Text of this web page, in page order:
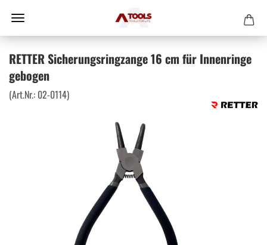
RETTER Sicherungsringzange 16 cm für Innenringe
gebogen
(Art.Nr.: 02-0114)